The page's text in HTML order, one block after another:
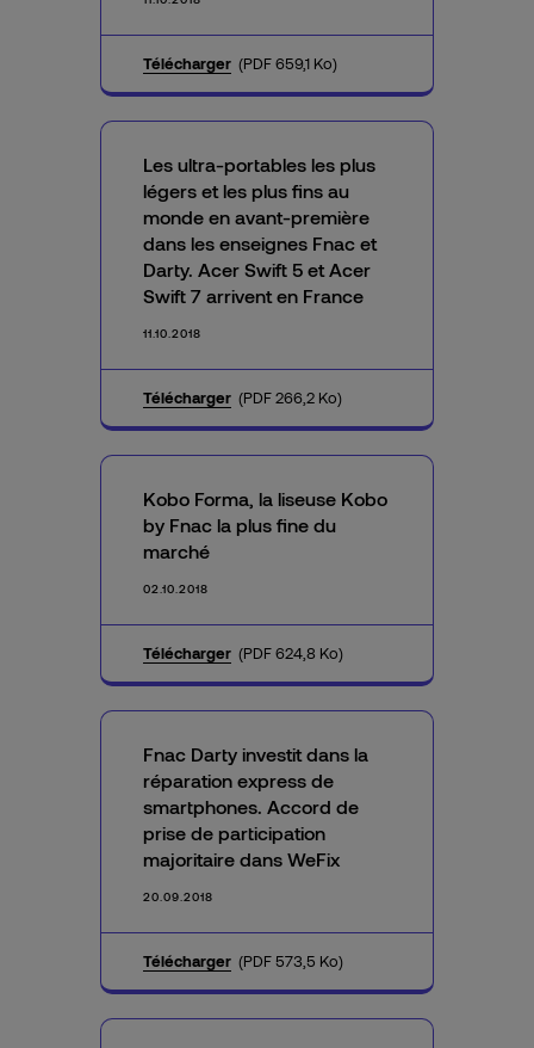
Télécharger (PDF 659,1 Ko)
Les ultra-portables les plus
légers et les plus fins au
monde en avant-première
dans les enseignes Fnac et
Darty. Acer Swift 5 et Acer
Swift 7 arrivent en France
11.10.2018
Télécharger (PDF 266,2 Ko)
Kobo Forma, la liseuse Kobo
by Fnac la plus fine du
marché
02.10.2018
Télécharger (PDF 624,8 Ko)
Fnac Darty investit dans la
réparation express de
smartphones. Accord de
prise de participation
majoritaire dans WeFix
20.09.2018
Télécharger (PDF 573,5 Ko)